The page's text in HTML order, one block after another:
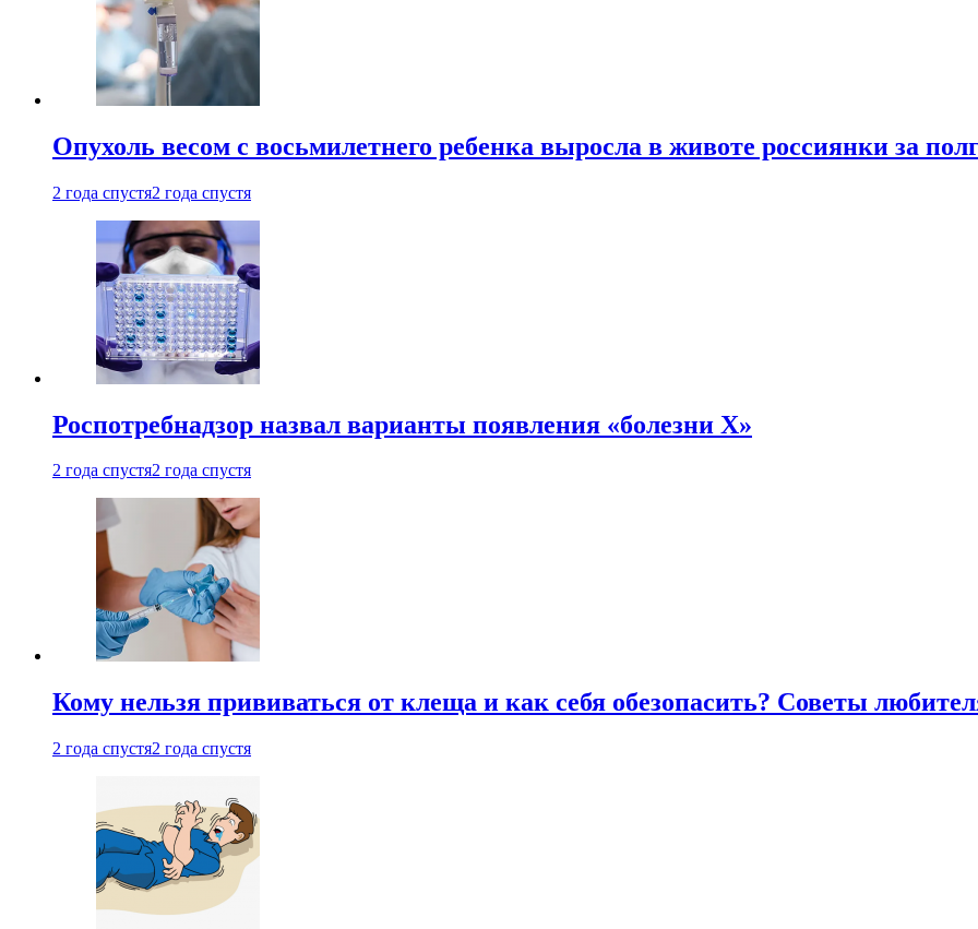
Опухоль весом с восьмилетнего ребенка выросла в животе россиянки за
2 года спустя2 года спустя
Роспотребнадзор назвал варианты появления «болезни Х»
2 года спустя2 года спустя
Кому нельзя прививаться от клеща и как себя обезопасить? Советы
2 года спустя2 года спустя